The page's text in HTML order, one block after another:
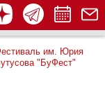
им. Юрия
"БуФест"